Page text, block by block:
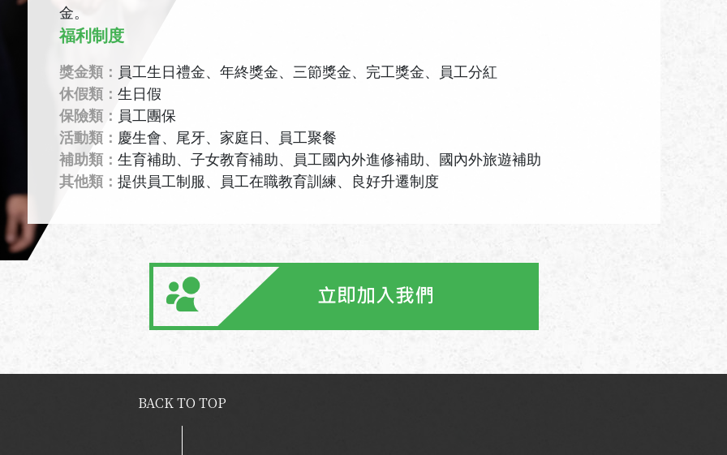
金。
福利制度
獎金類： 員工生日禮金、年終獎金、三節獎金、完工獎金、員工分紅
休假類： 生日假
保險類： 員工團保
活動類： 慶生會、尾牙、家庭日、員工聚餐
補助類： 生育補助、子女教育補助、員工國內外進修補助、國內外旅遊補助
其他類： 提供員工制服、員工在職教育訓練、良好升遷制度
BACK TO TOP